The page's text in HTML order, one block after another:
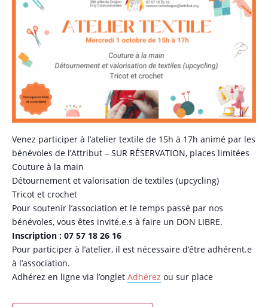
Venez participer à l’atelier textile de 15h à 17h animé par les
bénévoles de l’Attribut – SUR RÉSERVATION, places limitées
Couture à la main
Détournement et valorisation de textiles (upcycling)
Tricot et crochet
Pour soutenir l’association et le temps passé par nos
bénévoles, vous êtes invité.e.s à faire un DON LIBRE.
Inscription : 07 57 18 26 16
Pour participer à l’atelier, il est nécessaire d’être adhérent.e
à l’association.
Adhérez en ligne via l’onglet Adhérez ou sur place